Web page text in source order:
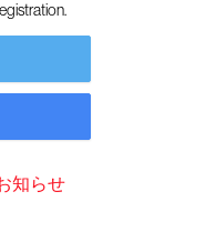
知らせ